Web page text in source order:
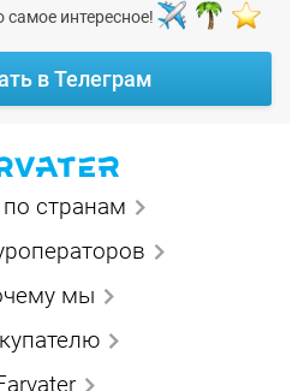
интересное!
в Телеграм
странам
мы